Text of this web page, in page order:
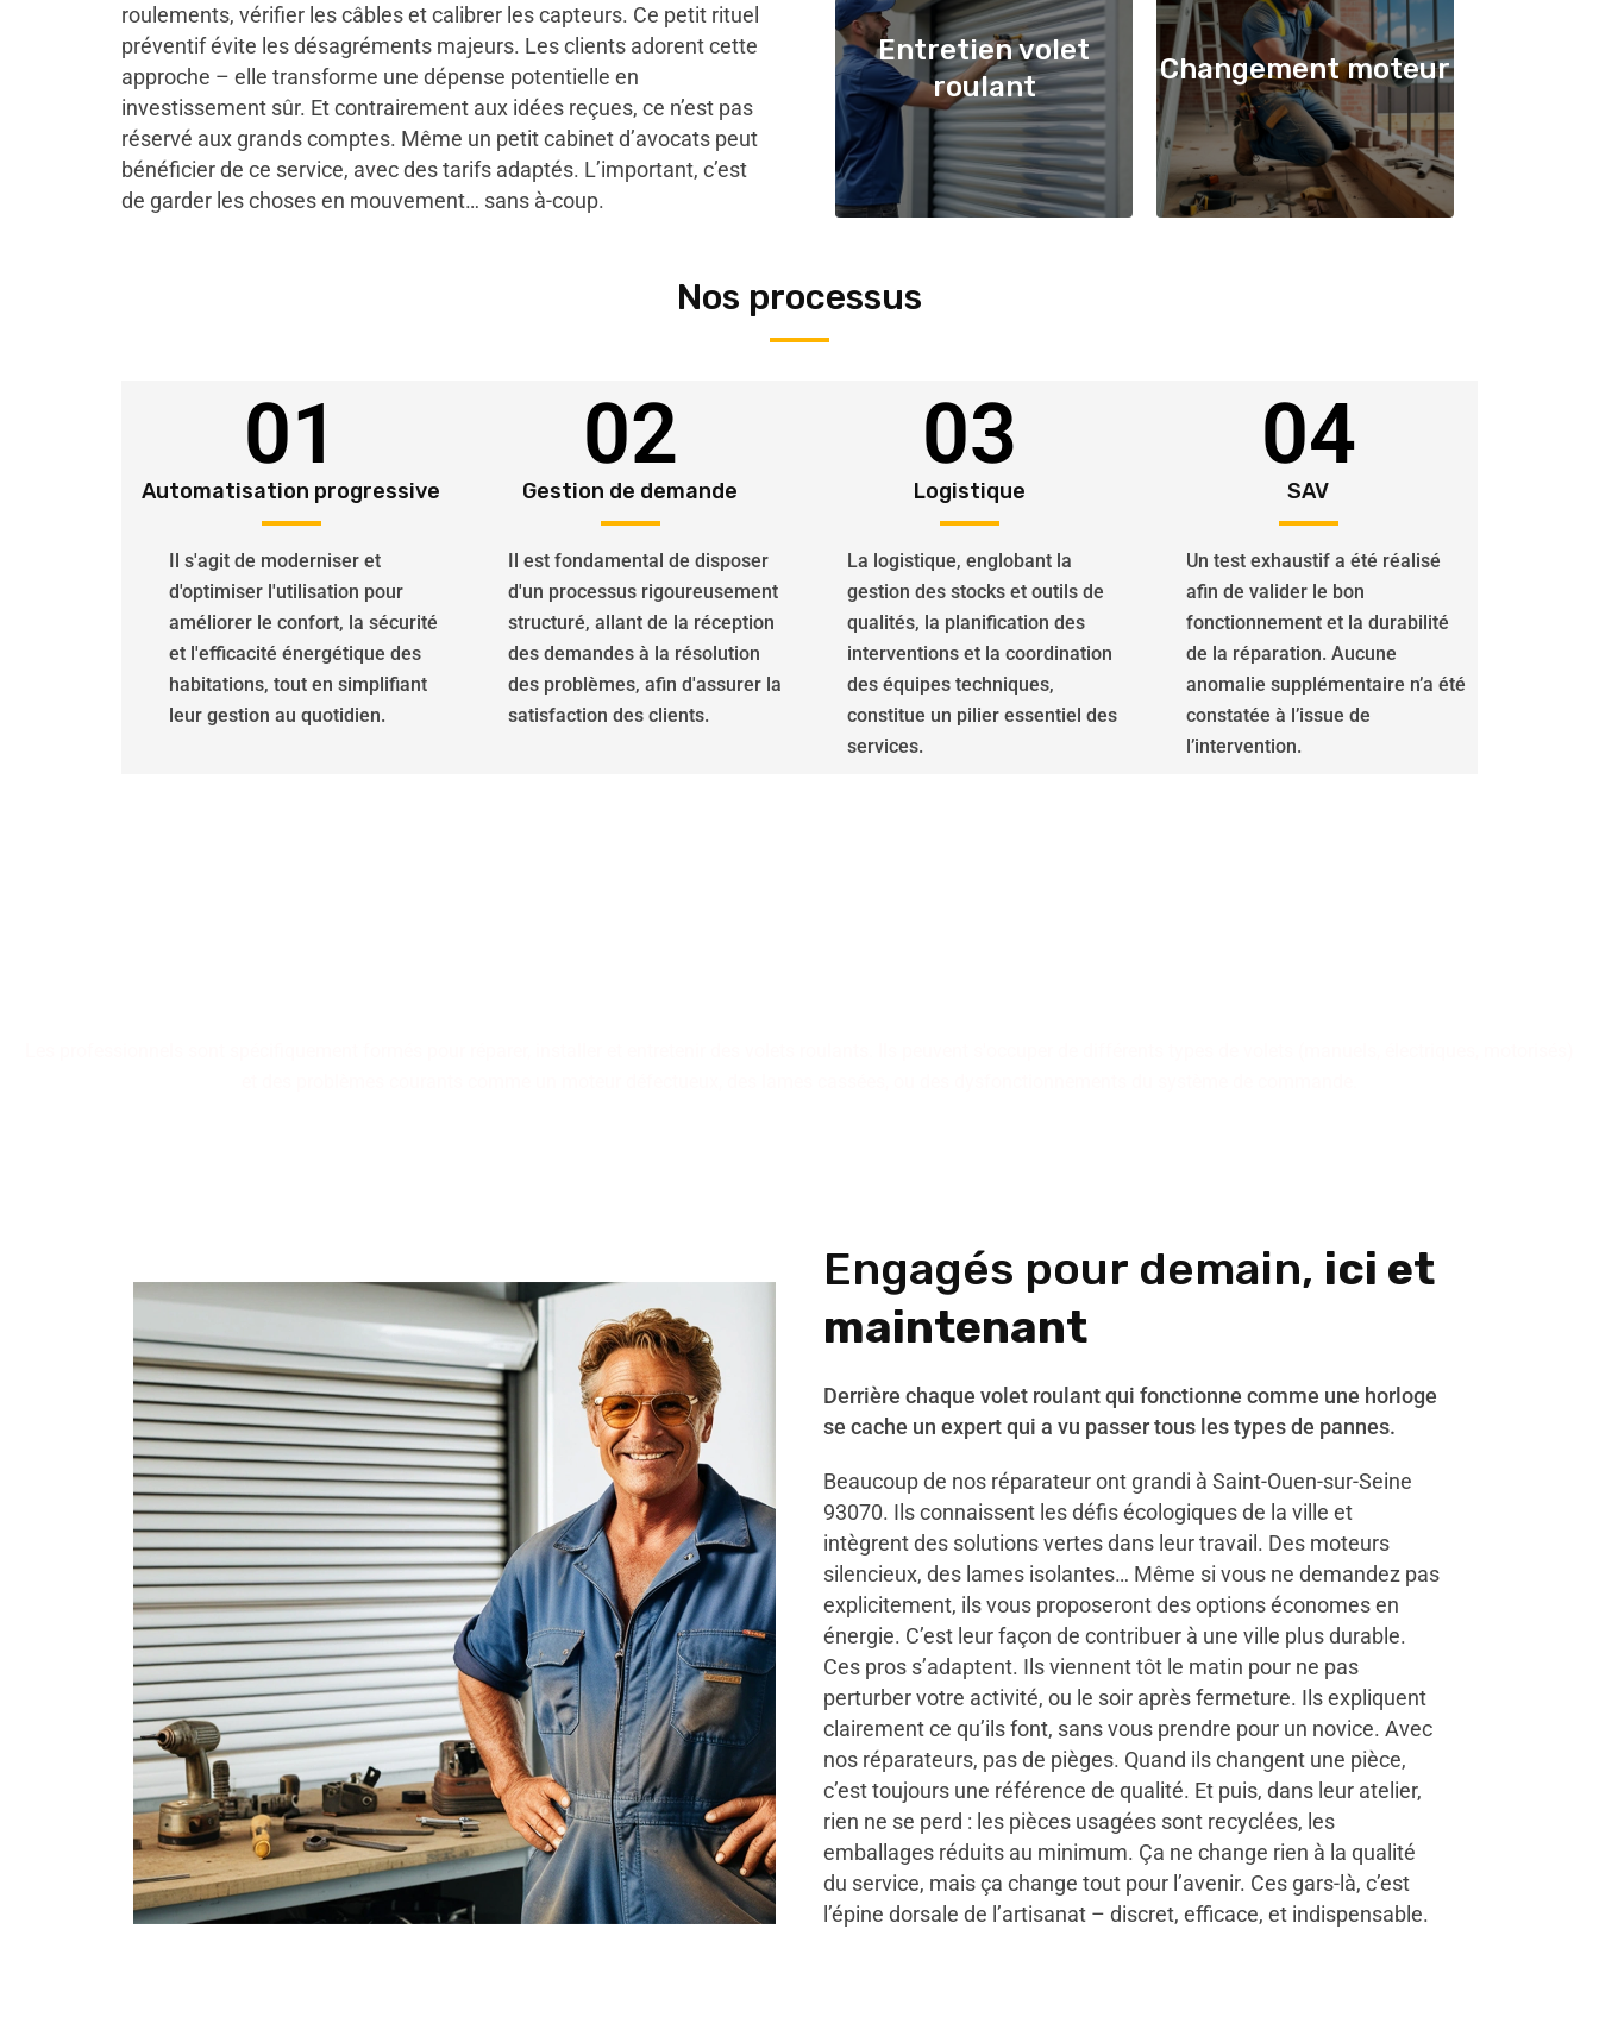
roulements, vérifier les câbles et calibrer les capteurs. Ce petit rituel
préventif évite les désagréments majeurs. Les clients adorent cette
approche – elle transforme une dépense potentielle en
investissement sûr. Et contrairement aux idées reçues, ce n’est pas
réservé aux grands comptes. Même un petit cabinet d’avocats peut
bénéficier de ce service, avec des tarifs adaptés. L’important, c’est
de garder les choses en mouvement… sans à-coup.
Entretien volet
roulant
Changement moteur
Nos processus
01
Automatisation progressive
Il s'agit de moderniser et
d'optimiser l'utilisation pour
améliorer le confort, la sécurité
et l'efficacité énergétique des
habitations, tout en simplifiant
leur gestion au quotidien.
02
Gestion de demande
Il est fondamental de disposer
d'un processus rigoureusement
structuré, allant de la réception
des demandes à la résolution
des problèmes, afin d'assurer la
satisfaction des clients.
03
Logistique
La logistique, englobant la
gestion des stocks et outils de
qualités, la planification des
interventions et la coordination
des équipes techniques,
constitue un pilier essentiel des
services.
04
SAV
Un test exhaustif a été réalisé
afin de valider le bon
fonctionnement et la durabilité
de la réparation. Aucune
anomalie supplémentaire n’a été
constatée à l’issue de
l’intervention.
Engagés pour demain, ici et
maintenant
Derrière chaque volet roulant qui fonctionne comme une horloge
se cache un expert qui a vu passer tous les types de pannes.
Beaucoup de nos réparateur ont grandi à Saint-Ouen-sur-Seine
93070. Ils connaissent les défis écologiques de la ville et
intègrent des solutions vertes dans leur travail. Des moteurs
silencieux, des lames isolantes… Même si vous ne demandez pas
explicitement, ils vous proposeront des options économes en
énergie. C’est leur façon de contribuer à une ville plus durable.
Ces pros s’adaptent. Ils viennent tôt le matin pour ne pas
perturber votre activité, ou le soir après fermeture. Ils expliquent
clairement ce qu’ils font, sans vous prendre pour un novice. Avec
nos réparateurs, pas de pièges. Quand ils changent une pièce,
c’est toujours une référence de qualité. Et puis, dans leur atelier,
rien ne se perd : les pièces usagées sont recyclées, les
emballages réduits au minimum. Ça ne change rien à la qualité
du service, mais ça change tout pour l’avenir. Ces gars-là, c’est
l’épine dorsale de l’artisanat – discret, efficace, et indispensable.